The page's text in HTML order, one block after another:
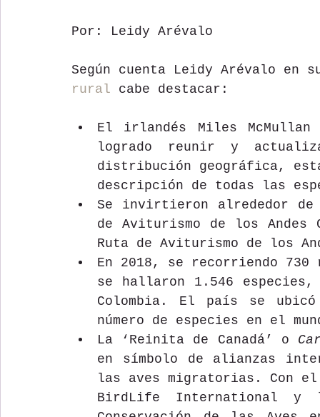
Por: Leidy Arévalo
Según cuenta Leidy Arévalo
rural cabe destacar:
El irlandés Miles McMullan
logrado reunir y
distribución geográfica,
descripción de todas las
Se invirtieron alrededor
de Aviturismo de los Andes
Ruta de Aviturismo de los
En 2018, se recorriendo
se hallaron 1.546
Colombia. El país se ubicó
número de especies en el
La ‘Reinita de Canadá’ o
en símbolo de alianzas
las aves migratorias. Con el
BirdLife International y